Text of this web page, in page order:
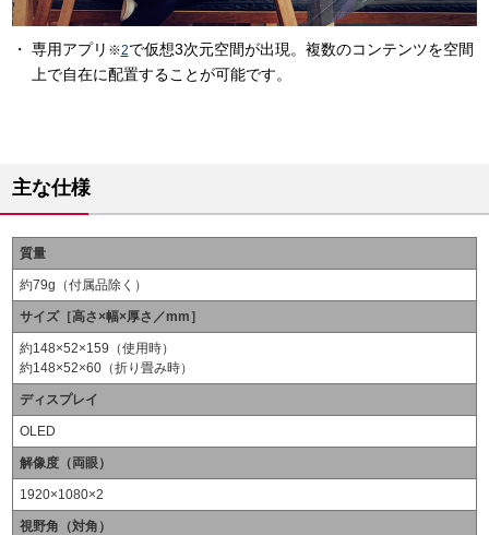
専用アプリ ※2で仮想3次元空間が出現。複数のコンテンツを空間
上で自在に配置することが可能です。
主な仕様
質量
約79g（付属品除く）
サイズ［高さ×幅×厚さ／mm］
約148×52×159（使用時）
約148×52×60（折り畳み時）
ディスプレイ
OLED
解像度（両眼）
1920×1080×2
視野角（対角）